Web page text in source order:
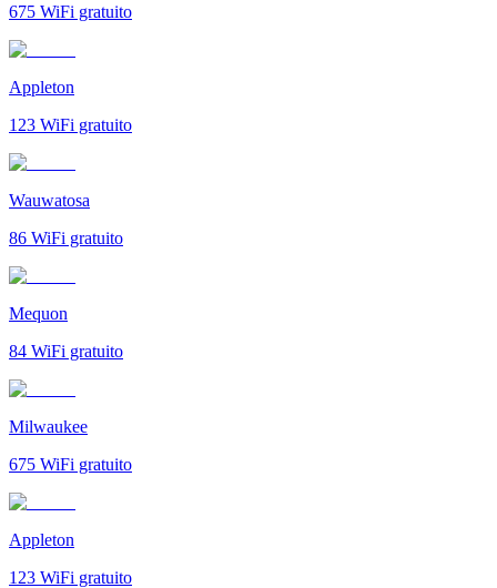
675 WiFi gratuito
Appleton
123 WiFi gratuito
Wauwatosa
86 WiFi gratuito
Mequon
84 WiFi gratuito
Milwaukee
675 WiFi gratuito
Appleton
123 WiFi gratuito